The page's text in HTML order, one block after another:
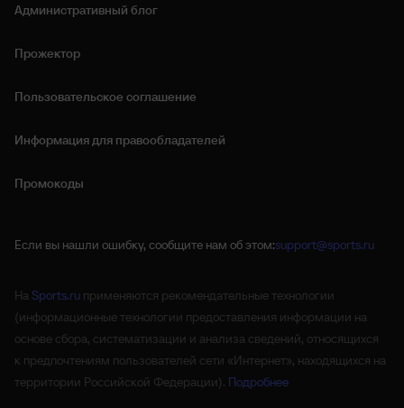
Административный блог
Прожектор
Пользовательское соглашение
Информация для правообладателей
Промокоды
Если вы нашли ошибку, сообщите нам об этом:support@sports.ru
На Sports.ru применяются рекомендательные технологии
(информационные технологии предоставления информации на
основе сбора, систематизации и анализа сведений, относящихся
к предпочтениям пользователей сети «Интернет», находящихся на
территории Российской Федерации). Подробнее